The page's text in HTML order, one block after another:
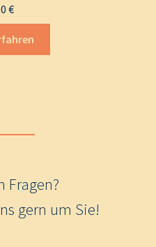
€
Fragen?
gern um Sie!